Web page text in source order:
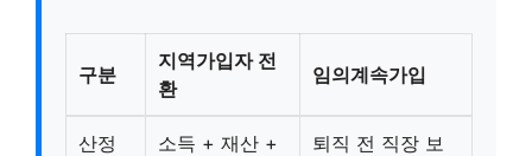
구분
지역가입자 전
환
임의계속가입
산정
소득 + 재산 +
퇴직 전 직장 보